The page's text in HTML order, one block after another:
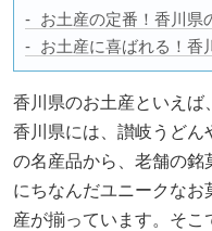
お土産の定番！香川県
お土産に喜ばれる！香
香川県のお土産といえば
香川県には、讃岐うどん
の名産品から、老舗の銘
にちなんだユニークなお
産が揃っています。そこ